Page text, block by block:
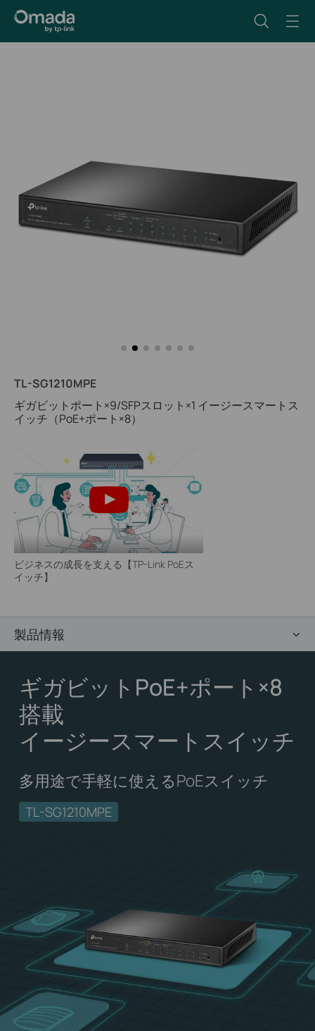
TL-SG1210MPE
ギガビットポート×9/SFPスロット×1 イージースマートス
イッチ（PoE+ポート×8）
ビジネスの成長を支える【TP-Link PoEス
イッチ】
製品情報
ギガビットPoE+ポート×8
搭載
イージースマートスイッチ
多用途で手軽に使えるPoEスイッチ
TL-SG1210MPE